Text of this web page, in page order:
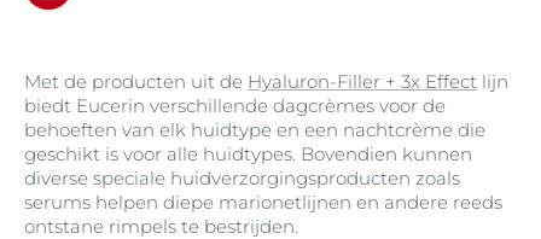
Met de producten uit de Hyaluron-Filler + 3x Effect lijn
biedt Eucerin verschillende dagcrèmes voor de
behoeften van elk huidtype en een nachtcrème die
geschikt is voor alle huidtypes. Bovendien kunnen
diverse speciale huidverzorgingsproducten zoals
serums helpen diepe marionetlijnen en andere reeds
ontstane rimpels te bestrijden.